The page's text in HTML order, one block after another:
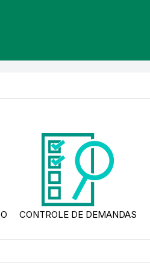
CONTROLE DE DEMANDAS